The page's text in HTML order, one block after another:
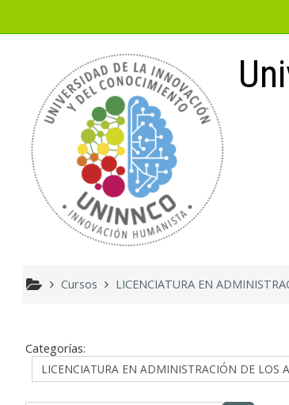
Cursos LICENCIATURA EN
Categorías: